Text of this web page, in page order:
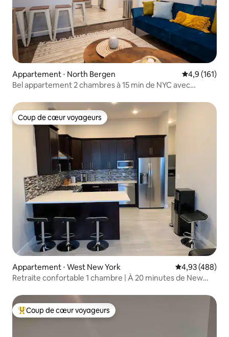
Appartement ⋅ North Bergen Évaluation
4,9 (161)
Bel appartement 2 chambres à 15 min de NYC avec
Coup de cœur voyageurs
Coup de cœur voyageurs
Appartement ⋅ West New York Évaluation
4,93 (488)
Retraite confortable 1 chambre | À 20 minutes de New
Coups de cœur voyageurs les plus appréciés
Coup de cœur voyageurs